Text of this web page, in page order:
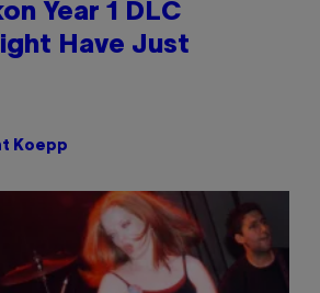
Year 1 DLC
Have Just
Koepp